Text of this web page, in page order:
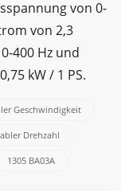
von 0-
von 2,3
400 Hz und
kW / 1 PS.
Geschwindigkeit
Drehzahl
1305 BA03A